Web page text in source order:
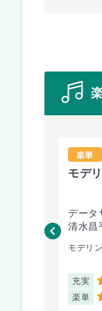
楽単
モデ
データ
清水昌
モデリ
充実
楽単